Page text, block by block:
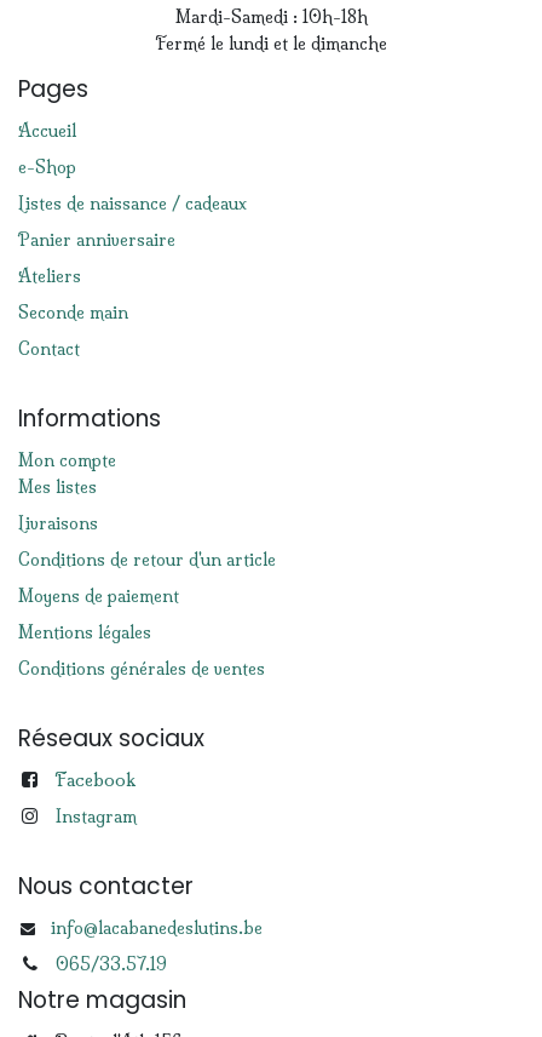
Mardi-Samedi : 10h-18h
Fermé le lundi et le dimanche
Pages
Accueil
e-Shop
Listes de naissance / cadeaux
Panier anniversaire
Ateliers
Seconde main
Contact
Informations
Mon compte
Mes listes
Livraisons
Conditions de retour d'un article
Moyens de paiement
Mentions légales
Conditions générales de ventes
Réseaux sociaux
Facebook
Instagram
Nous contacter
info@lacabanedeslutins.be
065/33.57.19
Notre magasin